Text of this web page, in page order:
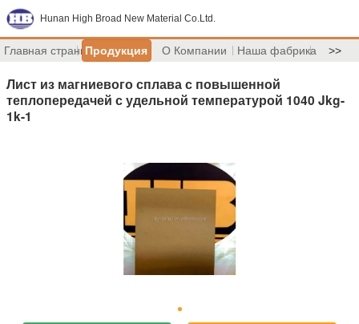
Hunan High Broad New Material Co.Ltd.
Главная страницаПродукция О Компании Наша фабрика >>
Лист из магниевого сплава с повышенной
теплопередачей с удельной температурой 1040 Jkg-
1k-1